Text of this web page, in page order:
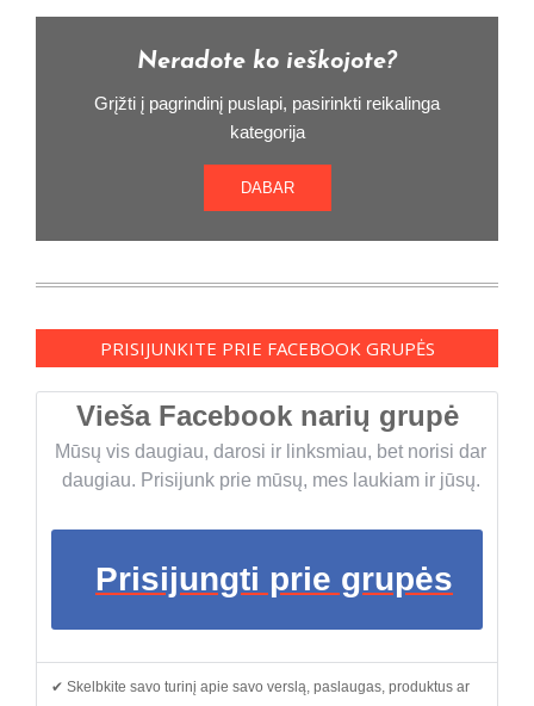
Neradote ko ieškojote?
Grįžti į pagrindinį puslapi, pasirinkti reikalinga
kategorija
DABAR
PRISIJUNKITE PRIE FACEBOOK GRUPĖS
Vieša Facebook narių grupė
Mūsų vis daugiau, darosi ir linksmiau, bet norisi dar
daugiau. Prisijunk prie mūsų, mes laukiam ir jūsų.
Prisijungti prie grupės
✔ Skelbkite savo turinį apie savo verslą, paslaugas, produktus ar